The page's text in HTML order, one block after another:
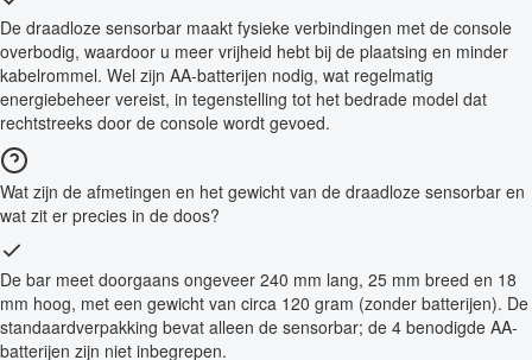
De draadloze sensorbar maakt fysieke verbindingen met de console
overbodig, waardoor u meer vrijheid hebt bij de plaatsing en minder
kabelrommel. Wel zijn AA-batterijen nodig, wat regelmatig
energiebeheer vereist, in tegenstelling tot het bedrade model dat
rechtstreeks door de console wordt gevoed.
Wat zijn de afmetingen en het gewicht van de draadloze sensorbar en
wat zit er precies in de doos?
De bar meet doorgaans ongeveer 240 mm lang, 25 mm breed en 18
mm hoog, met een gewicht van circa 120 gram (zonder batterijen). De
standaardverpakking bevat alleen de sensorbar; de 4 benodigde AA-
batterijen zijn niet inbegrepen.